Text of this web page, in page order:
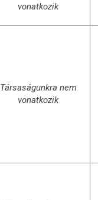
vonatkozik
Társaságunkra nem
vonatkozik